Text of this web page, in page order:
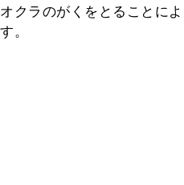
オクラのがくをとることに
す。